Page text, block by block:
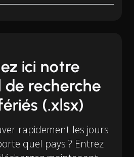
ici notre
de recherche
(.xlsx)
rapidement les jours
quel pays ? Entrez